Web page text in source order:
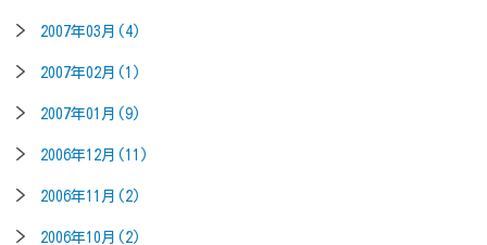
2007年03月(4)
2007年02月(1)
2007年01月(9)
2006年12月(11)
2006年11月(2)
2006年10月(2)